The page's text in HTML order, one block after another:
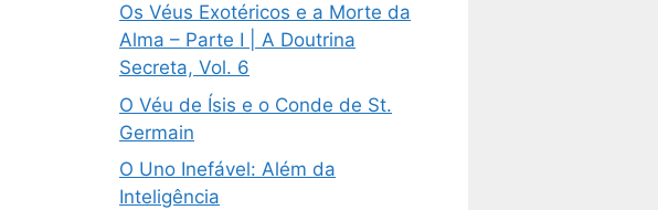
Os Véus Exotéricos e a Morte da
Alma – Parte I | A Doutrina
Secreta, Vol. 6
O Véu de Ísis e o Conde de St.
Germain
O Uno Inefável: Além da
Inteligência